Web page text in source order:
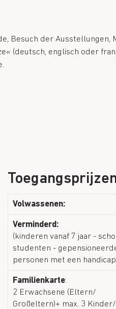
Besuch der Ausstellungen,
(deutsch, englisch oder
Volwassenen:
Verminderd:
(kinderen vanaf 7 jaar -
studenten -
personen met een
Familienkarte:
2 Erwachsene (Eltern/
Großeltern)+ max. 3 Kinder/